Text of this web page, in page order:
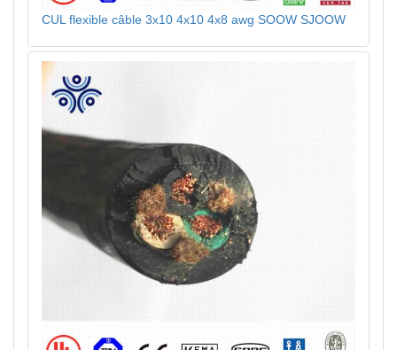
CUL flexible câble 3x10 4x10 4x8 awg SOOW SJOOW